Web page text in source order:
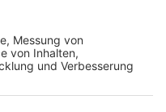
Wochenbericht
zum 31. Juli 2026